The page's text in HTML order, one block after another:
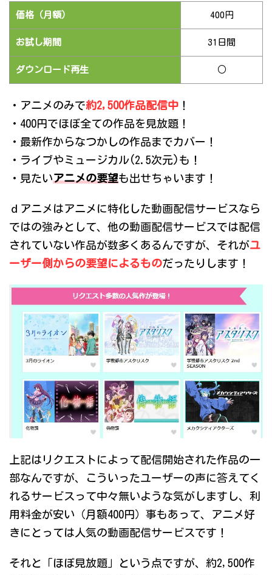
価格（月額） 400円
お試し期間 31日間
ダウンロード再生 ○
・アニメのみで約2,500作品配信中 ！
・400円でほぼ全ての作品を見放題！
・最新作からなつかしの作品までカバー！
・ライブやミュージカル(2.5次元)も！
・見たいアニメの要望も出せちゃいます！
ｄアニメはアニメに特化した動画配信サービスなら
ではの強みとして、他の動画配信サービスでは配信
されていない作品が数多くあるんですが、それがユ
ーザー側からの要望によるものだったりします！
上記はリクエストによって配信開始された作品の一
部なんですが、こういったユーザーの声に答えてく
れるサービスって中々無いような気がしますし、利
用料金が安い（月額400円）事もあって、アニメ好
きにとっては人気の動画配信サービスです！
それと「ほぼ見放題」という点ですが、約2,500作